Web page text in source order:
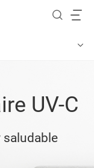
UV-C
saludable